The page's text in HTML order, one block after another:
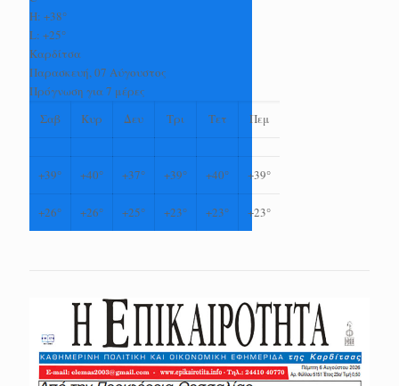
H: +38°
L: +25°
Καρδίτσα
Παρασκευή, 07 Αύγουστος
Πρόγνωση για 7 μέρες
Σαβ
Κυρ Δευ Τρι Τετ Πεμ
+39° +40° +37° +39° +40° +39°
+26° +26° +25° +23° +23° +23°